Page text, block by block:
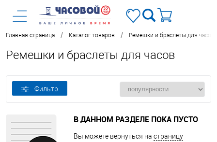
Главная страница / Каталог товаров / Ремешки и браслеты для часов
Ремешки и браслеты для часов
Фильтр
В ДАННОМ РАЗДЕЛЕ ПОКА ПУСТО
Вы можете вернуться на страницу